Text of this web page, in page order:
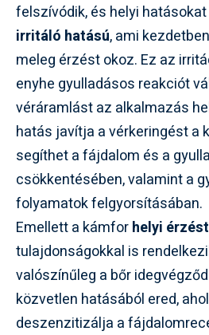
felszívódik, és helyi
irritáló hatású, ami
meleg érzést okoz. Ez az
enyhe gyulladásos reakciót
véráramlást az alkalmazás
hatás javítja a vérkeringést a
segíthet a fájdalom és a
csökkentésében, valamint a
folyamatok felgyorsításában.
Emellett a kámforhelyi
tulajdonságokkal is
valószínűleg a bőr
közvetlen hatásából ered,
deszenzitizálja a